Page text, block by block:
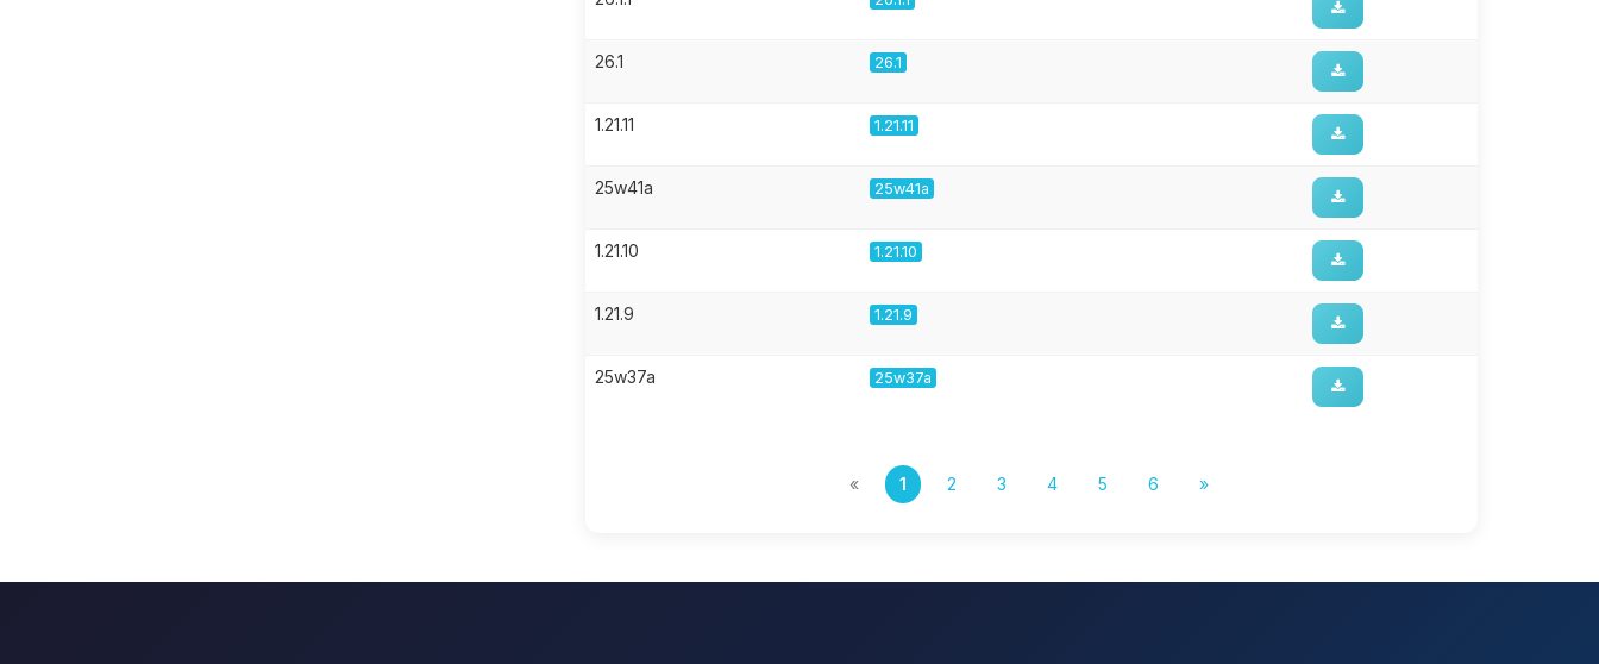
26.1 26.1
1.21.11 1.21.11
25w41a 25w41a
1.21.10 1.21.10
1.21.9 1.21.9
25w37a 25w37a
« 1 2 3 4 5 6 »